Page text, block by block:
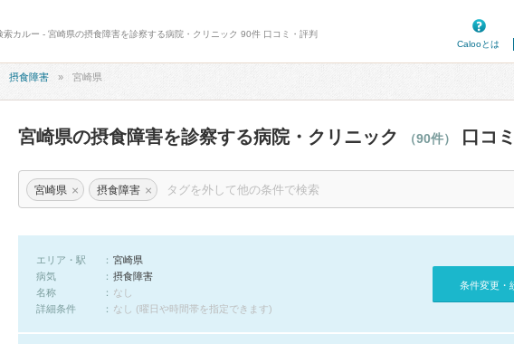
索カルー - 宮崎県の摂食障害を診察する病院・クリニック 90件 口コミ・評判
Calooとは
摂食障害 宮崎県
宮崎県の摂食障害を診察する病院・クリニック （90件） 口コ
宮崎県 × 摂食障害 ×
エリア・駅
宮崎県
病気
摂食障害
名称
なし
詳細条件
なし (曜日や時間帯を指定できます)
条件変更・